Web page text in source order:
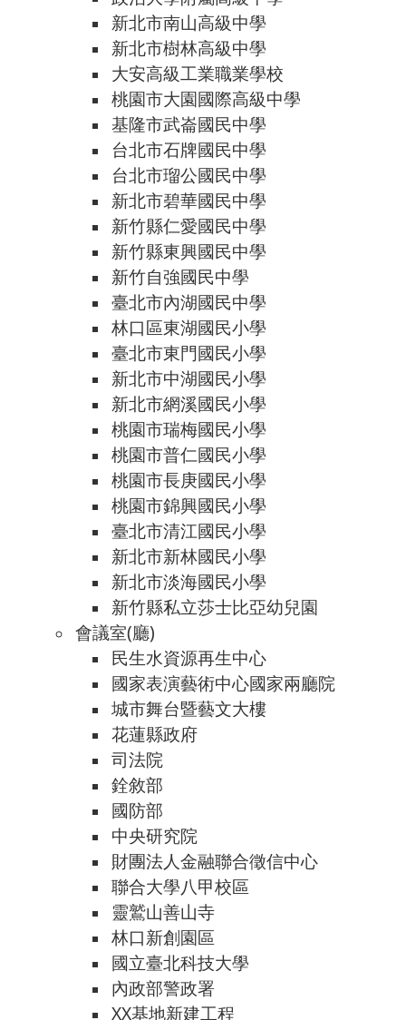
新北市南山高級中學
新北市樹林高級中學
大安高級工業職業學校
桃園市大園國際高級中學
基隆市武崙國民中學
台北市石牌國民中學
台北市瑠公國民中學
新北市碧華國民中學
新竹縣仁愛國民中學
新竹縣東興國民中學
新竹自強國民中學
臺北市內湖國民中學
林口區東湖國民小學
臺北市東門國民小學
新北市中湖國民小學
新北市網溪國民小學
桃園市瑞梅國民小學
桃園市普仁國民小學
桃園市長庚國民小學
桃園市錦興國民小學
臺北市清江國民小學
新北市新林國民小學
新北市淡海國民小學
新竹縣私立莎士比亞幼兒園
會議室(廳)
民生水資源再生中心
國家表演藝術中心國家兩廳院
城市舞台暨藝文大樓
花蓮縣政府
司法院
銓敘部
國防部
中央研究院
財團法人金融聯合徵信中心
聯合大學八甲校區
靈鷲山善山寺
林口新創園區
國立臺北科技大學
內政部警政署
XX基地新建工程